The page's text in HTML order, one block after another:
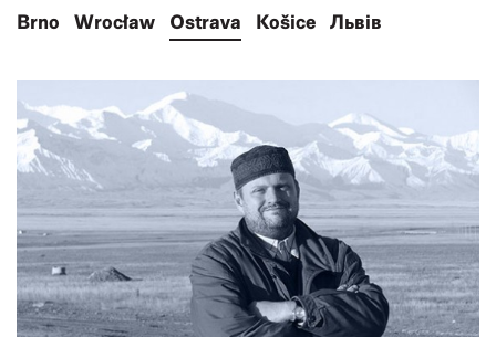
Brno Wrocław Ostrava Košice Львів